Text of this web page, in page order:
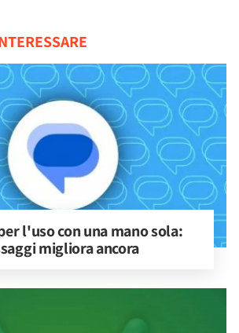
l'uso con una mano sola:
migliora ancora